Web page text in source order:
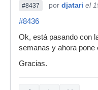
#8437 por djatari el
#8436
Ok, está pasando con
semanas y ahora pone
Gracias.